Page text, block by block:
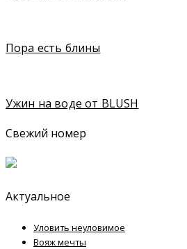
Пора есть блины
Ужин на воде от BLUSH
Свежий номер
Актуальное
Уловить неуловимое
Вояж мечты